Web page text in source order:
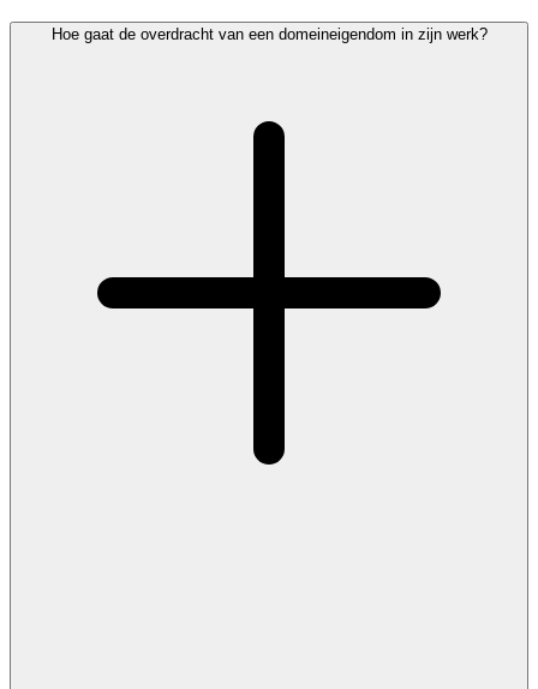
Hoe gaat de overdracht van een domeineigendom in zijn werk?